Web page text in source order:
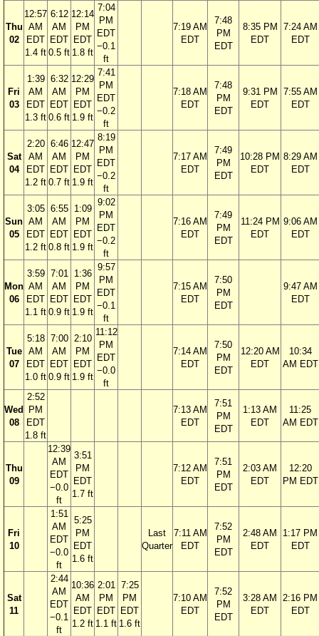
Thu
02
12:57
AM
EDT
1.4 ft
6:12
AM
EDT
0.5 ft
12:14
PM
EDT
1.8 ft
7:04
PM
EDT
−0.1
ft
7:19 AM
EDT
7:48
PM
EDT
8:35 PM
EDT
7:24 AM
EDT
Fri
03
1:39
AM
EDT
1.3 ft
6:32
AM
EDT
0.6 ft
12:29
PM
EDT
1.9 ft
7:41
PM
EDT
−0.2
ft
7:18 AM
EDT
7:48
PM
EDT
9:31 PM
EDT
7:55 AM
EDT
Sat
04
2:20
AM
EDT
1.2 ft
6:46
AM
EDT
0.7 ft
12:47
PM
EDT
1.9 ft
8:19
PM
EDT
−0.2
ft
7:17 AM
EDT
7:49
PM
EDT
10:28 PM
EDT
8:29 AM
EDT
Sun
05
3:05
AM
EDT
1.2 ft
6:55
AM
EDT
0.8 ft
1:09
PM
EDT
1.9 ft
9:02
PM
EDT
−0.2
ft
7:16 AM
EDT
7:49
PM
EDT
11:24 PM
EDT
9:06 AM
EDT
Mon
06
3:59
AM
EDT
1.1 ft
7:01
AM
EDT
0.9 ft
1:36
PM
EDT
1.9 ft
9:57
PM
EDT
−0.1
ft
7:15 AM
EDT
7:50
PM
EDT
9:47 AM
EDT
Tue
07
5:18
AM
EDT
1.0 ft
7:00
AM
EDT
0.9 ft
2:10
PM
EDT
1.9 ft
11:12
PM
EDT
−0.0
ft
7:14 AM
EDT
7:50
PM
EDT
12:20 AM
EDT
10:34
AM EDT
Wed
08
2:52
PM
EDT
1.8 ft
7:13 AM
EDT
7:51
PM
EDT
1:13 AM
EDT
11:25
AM EDT
Thu
09
12:39
AM
EDT
−0.0
ft
3:51
PM
EDT
1.7 ft
7:12 AM
EDT
7:51
PM
EDT
2:03 AM
EDT
12:20
PM EDT
Fri
10
1:51
AM
EDT
−0.0
ft
5:25
PM
EDT
1.6 ft
Last
Quarter
7:11 AM
EDT
7:52
PM
EDT
2:48 AM
EDT
1:17 PM
EDT
Sat
11
2:44
AM
EDT
−0.1
ft
10:36
AM
EDT
1.2 ft
2:01
PM
EDT
1.1 ft
7:25
PM
EDT
1.6 ft
7:10 AM
EDT
7:52
PM
EDT
3:28 AM
EDT
2:16 PM
EDT